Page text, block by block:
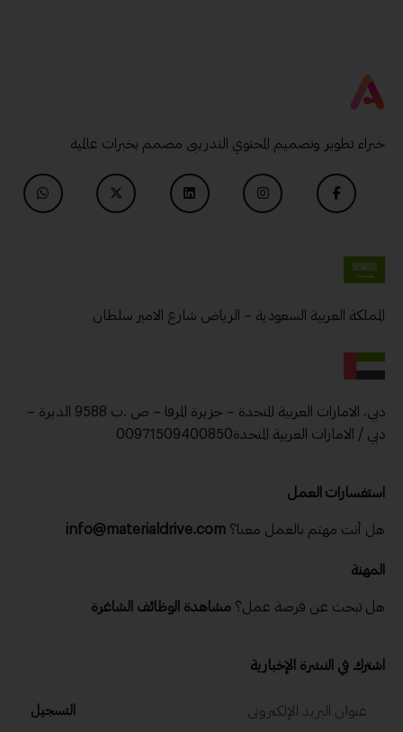
خبراء تطوير وتصميم المحتوي التدريبى مصمم بخبرات عالمية
المملكة العربية السعودية – الرياض شارع الامير سلطان
دبي، الامارات العربية المتحدة – جزيرة المرفا – ص .ب 9588 الديرة –
دبي / الامارات العربية المتحدة00971509400850
استفسارات العمل
هل أنت مهتم بالعمل معنا؟ info@materialdrive.com
المهنة
هل تبحث عن فرصة عمل؟ مشاهدة الوظائف الشاغرة
اشترك في النشرة الإخبارية
التسجيل